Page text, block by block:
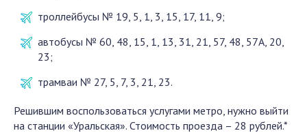
троллейбусы № 19, 5, 1, 3, 15, 17, 11, 9;
автобусы № 60, 48, 15, 1, 13, 31, 21, 57, 48, 57A, 20,
23;
трамваи № 27, 5, 7, 3, 21, 23.
Решившим воспользоваться услугами метро, нужно выйти
на станции «Уральская». Стоимость проезда – 28 рублей.*